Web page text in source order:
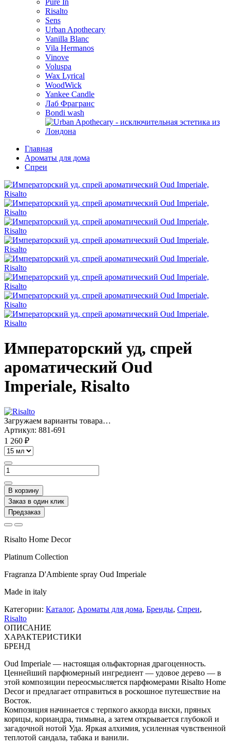
Pure In
Risalto
Sens
Urban Apothecary
Vanilla Blanc
Vila Hermanos
Vinove
Voluspa
Wax Lyrical
WoodWick
Yankee Candle
Лаб Фрагранс
Bondi wash
Главная
Ароматы для дома
Спреи
Императорский уд, спрей
ароматический Oud
Imperiale, Risalto
Загружаем варианты товара…
Артикул: 881-691
1 260 ₽
В корзину
Заказ в один клик
Предзаказ
Risalto Home Decor
Platinum Collection
Fragranza D'Ambiente spray Oud Imperiale
Made in italy
Категории: Каталог, Ароматы для дома, Бренды, Спреи,
Risalto
ОПИСАНИЕ
ХАРАКТЕРИСТИКИ
БРЕНД
Oud Imperiale — настоящая ольфакторная драгоценность.
​Ценнейший парфюмерный ингредиент — удовое дерево — в
этой композиции переосмысляется парфюмерами Risalto Home
Decor и предлагает отправиться в роскошное путешествие на
Восток.​
Композиция начинается с терпкого аккорда виски, пряных
корицы, кориандра, тимьян​​​​​​​​а, а затем открывается глубокой и
загадочной нотой Уда. Яркая алхимия, усиленная чувственной
теплотой сандала, табака и ванили.​​​​​​​​